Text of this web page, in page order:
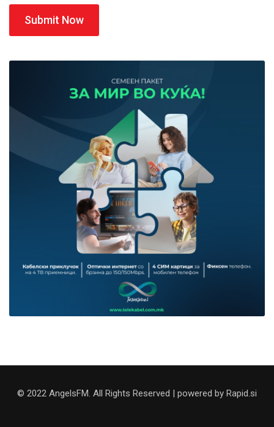
Submit Now
© 2022 AngelsFM. All Rights Reserved | powered by Rapid.si